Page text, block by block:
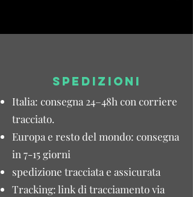
SPEDIZIONI
Italia: consegna 24–48h con corriere
tracciato.
Europa e resto del mondo: consegna
in 7-15 giorni
spedizione tracciata e assicurata
Tracking: link di tracciamento via